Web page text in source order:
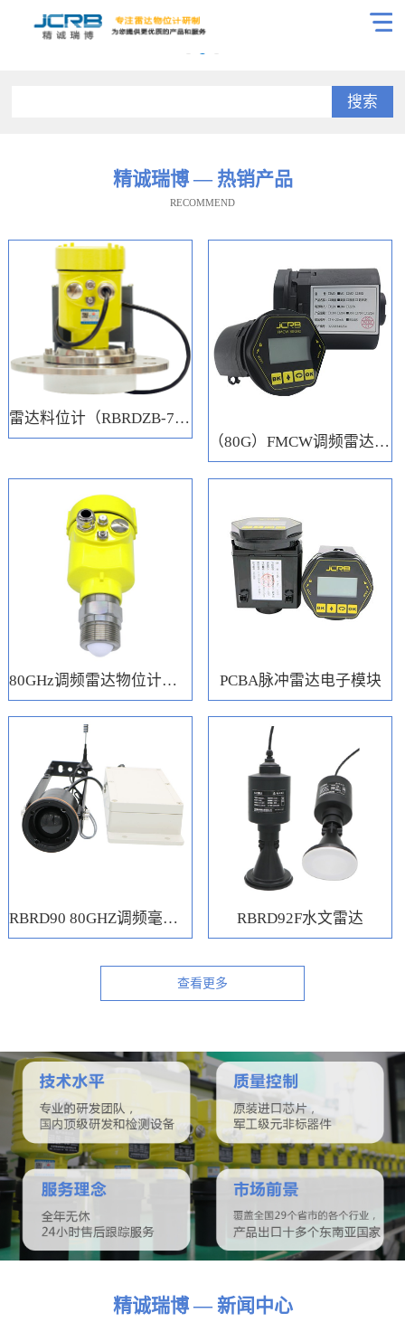
搜索
精诚瑞博 — 热销产品
RECOMMEND
雷达料位计（RBRDZB-71-6-C）
（80G）FMCW调频雷达电子模块
80GHz调频雷达物位计（RBRD71） PCBA脉冲雷达电子模块
RBRD90 80GHZ调频毫米波水位计 RBRD92F水文雷达
查看更多
精诚瑞博 — 新闻中心